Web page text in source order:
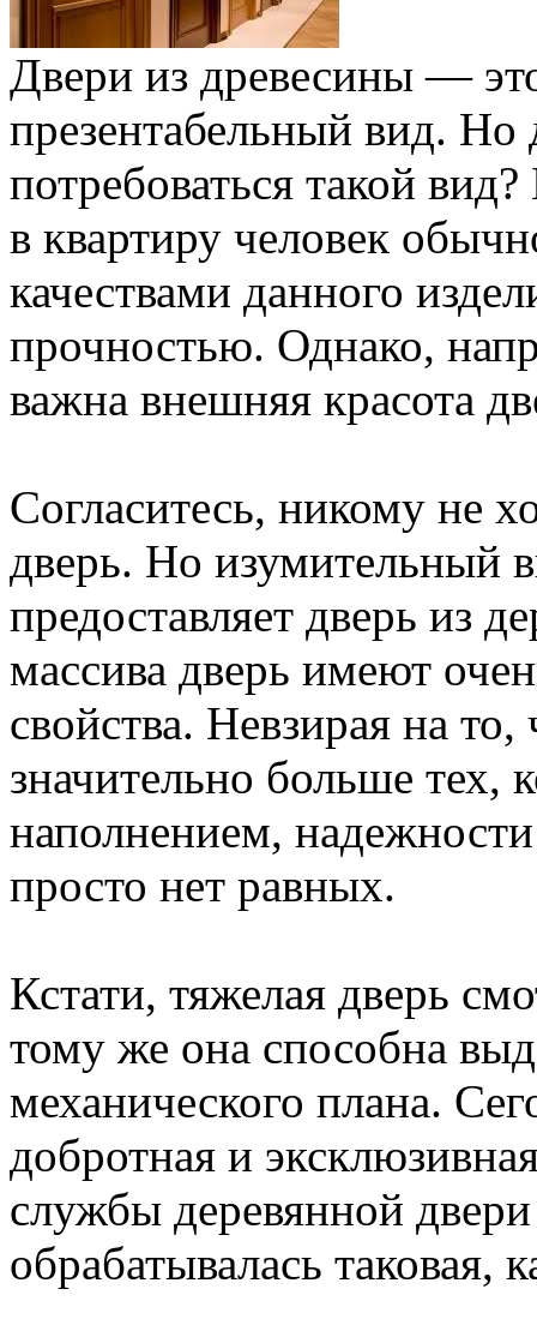
Двери из древесины —
презентабельный вид.
потребоваться такой
в квартиру человек
качествами данного
прочностью. Однако,
важна внешняя красота
Согласитесь, никому не
дверь. Но изумительный
предоставляет дверь из
массива дверь имеют
свойства. Невзирая на то,
значительно больше тех,
наполнением,
просто нет равных.
Кстати, тяжелая дверь
тому же она способна
механического плана.
добротная и
службы деревянной двери
обрабатывалась таковая,